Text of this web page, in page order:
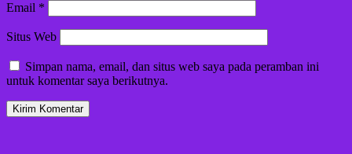
Email *
Situs Web
Simpan nama, email, dan situs web saya pada peramban ini
untuk komentar saya berikutnya.